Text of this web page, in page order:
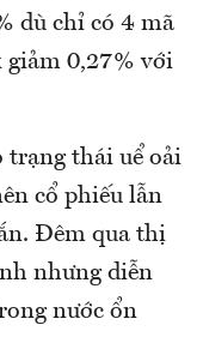
dù chỉ có 4 mã
0,27% với
thái uể oải
cổ phiếu lẫn
Đêm qua thị
nhưng diễn
nước ổn